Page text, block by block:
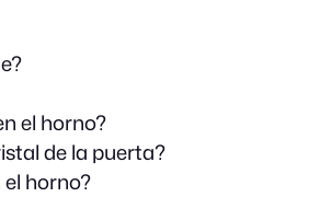
el horno?
de la puerta?
horno?